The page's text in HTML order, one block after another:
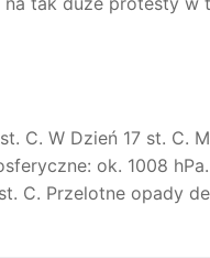
C. W Dzień 17 st. C.
ok. 1008
C. Przelotne opady